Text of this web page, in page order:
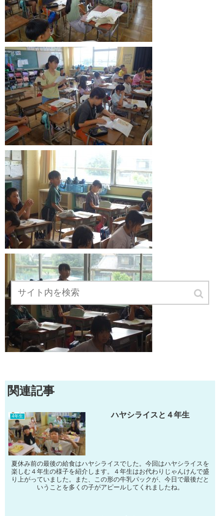
関連記事
4年生 ハヤシライスと４年生
夏休み前の最後の給食はハヤシライスでした。今回はハヤシライスを
楽しむ４年生の様子を紹介します。４年生はお代わりじゃんけんで盛
り上がっていました。また、この形の牛乳パックが、今日で最後だと
いうことを多くの子がアピールしてくれましたね。